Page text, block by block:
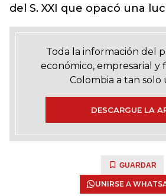
del S. XXI que opacó una
Toda la información del
económico, empresarial y
Colombia a tan solo
DESCARGUE LA
GUARDAR
UNIRSE A